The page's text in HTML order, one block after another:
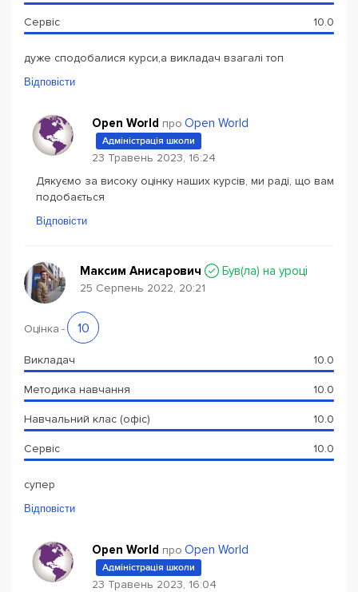
Сервіс 10.0
дуже сподобалися курси,а викладач взагалі топ
Відповісти
Open World про Open World
Адміністрація школи
23 Травень 2023, 16:24
Дякуємо за високу оцінку наших курсів, ми раді, що вам
подобається
Відповісти
Максим Анисарович Був(ла) на уроці
25 Серпень 2022, 20:21
Оцінка - 10
Викладач 10.0
Методика навчання 10.0
Навчальний клас (офіс) 10.0
Сервіс 10.0
супер
Відповісти
Open World про Open World
Адміністрація школи
23 Травень 2023, 16:04